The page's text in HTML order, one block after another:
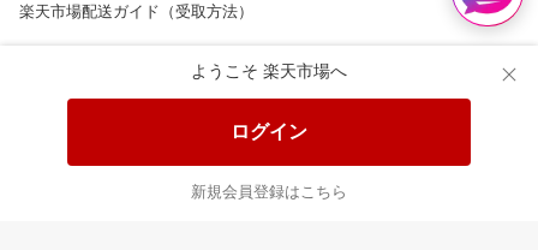
ようこそ 楽天市場へ
ログイン
新規会員登録はこちら
楽天市場配送ガイド（受取方法）
楽天にお店を開きませんか？
楽天ショッピングサービスご利用規約